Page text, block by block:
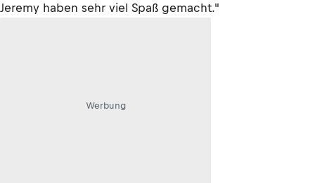
Jeremy haben sehr viel Spaß gemacht."
Werbung